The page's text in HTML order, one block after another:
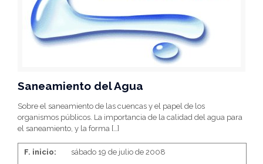
Saneamiento del Agua
Sobre el saneamiento de las cuencas y el papel de los
organismos públicos. La importancia de la calidad del agua para
el saneamiento, y la forma […]
F. inicio:
sábado 19 de julio de 2008